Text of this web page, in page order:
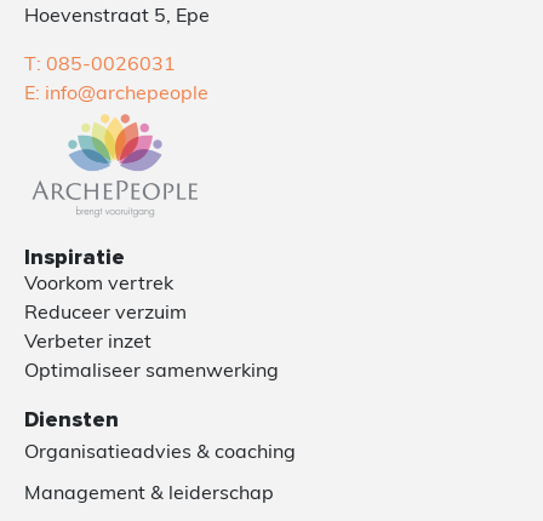
Hoevenstraat 5, Epe
T: 085-0026031
E: info@archepeople
Inspiratie
Voorkom vertrek
Reduceer verzuim
Verbeter inzet
Optimaliseer samenwerking
Diensten
Organisatieadvies & coaching
Management & leiderschap